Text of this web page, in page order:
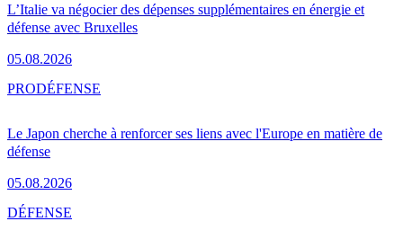
L’Italie va négocier des dépenses supplémentaires en énergie et
défense avec Bruxelles
05.08.2026
Le Japon cherche à renforcer ses liens avec l'Europe en matière de
défense
05.08.2026
PRODÉFENSE
DÉFENSE